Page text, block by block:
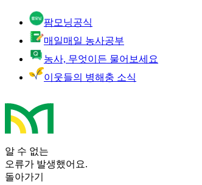
팜모닝공식
매일매일 농사공부
농사, 무엇이든 물어보세요
이웃들의 병해충 소식
알 수 없는
오류가 발생했어요.
돌아가기